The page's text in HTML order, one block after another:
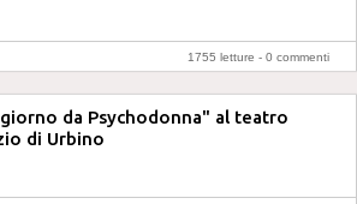
1755 letture - 0 commenti
da Psychodonna" al teatro
di Urbino